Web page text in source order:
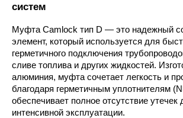
систем
Муфта Camlock тип D — это надежный
элемент, который используется для
герметичного подключения
сливе топлива и других жидкостей.
алюминия, муфта сочетает легкость и
благодаря герметичным уплотнителям
обеспечивает полное отсутствие утечек
интенсивной эксплуатации.